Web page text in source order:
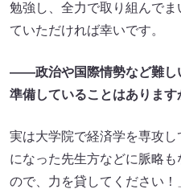
勉強し、全力で取り組んで
ていただければ幸いです。
――政治や国際情勢など難し
準備していることはあります
実は大学院で経済学を専攻
になった先生方などに脈略
ので、力を貸してください！